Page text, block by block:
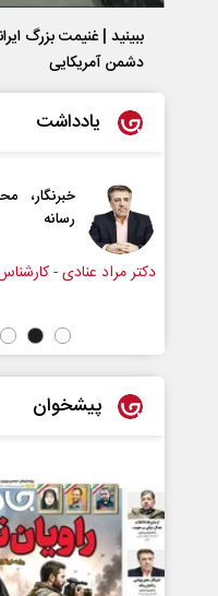
ببینید | غنیمت بزرگ
دشمن آمریکایی
یادداشت
پویایی و اعتبار
ارشد رسانه
پیشخوان